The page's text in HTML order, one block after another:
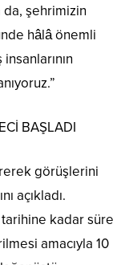
da, şehrimizin
hâlâ önemli
BAŞLADI
görüşlerini
açıkladı.
tarihine kadar süre
amacıyla 10